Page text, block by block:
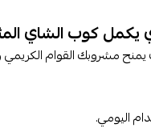
مشروبك القوام